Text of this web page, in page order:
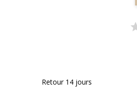
Retour 14 jours